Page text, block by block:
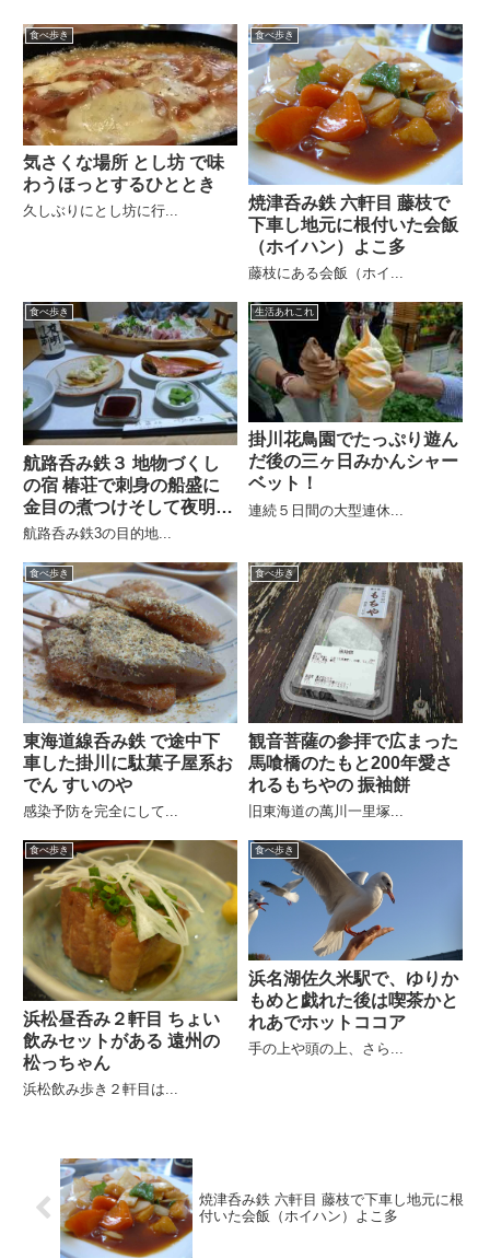
食べ歩き
気さくな場所 とし坊 で味
わうほっとするひととき
久しぶりにとし坊に行...
食べ歩き
焼津呑み鉄 六軒目 藤枝で
下車し地元に根付いた会飯
（ホイハン）よこ多
藤枝にある会飯（ホイ...
食べ歩き
航路呑み鉄３ 地物づくし
の宿 椿荘で刺身の船盛に
金目の煮つけそして夜明け
前
航路呑み鉄3の目的地...
生活あれこれ
掛川花鳥園でたっぷり遊ん
だ後の三ヶ日みかんシャー
ベット！
連続５日間の大型連休...
食べ歩き
東海道線呑み鉄 で途中下
車した掛川に駄菓子屋系お
でん すいのや
感染予防を完全にして...
食べ歩き
観音菩薩の参拝で広まった
馬喰橋のたもと200年愛さ
れるもちやの 振袖餅
旧東海道の萬川一里塚...
食べ歩き
浜松昼呑み２軒目 ちょい
飲みセットがある 遠州の
松っちゃん
浜松飲み歩き２軒目は...
食べ歩き
浜名湖佐久米駅で、ゆりか
もめと戯れた後は喫茶かと
れあでホットココア
手の上や頭の上、さら...
焼津呑み鉄 六軒目 藤枝で下車し地元に根
付いた会飯（ホイハン）よこ多